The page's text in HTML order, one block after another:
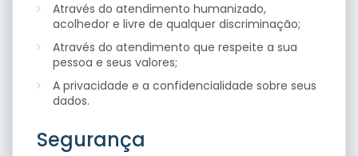
Através do atendimento humanizado,
acolhedor e livre de qualquer discriminação;
Através do atendimento que respeite a sua
pessoa e seus valores;
A privacidade e a confidencialidade sobre seus
dados.
Segurança